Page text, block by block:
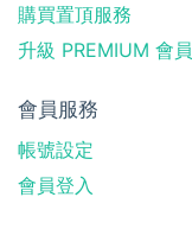
購買置頂服務
升級 PREMIUM 會員
會員服務
帳號設定
會員登入